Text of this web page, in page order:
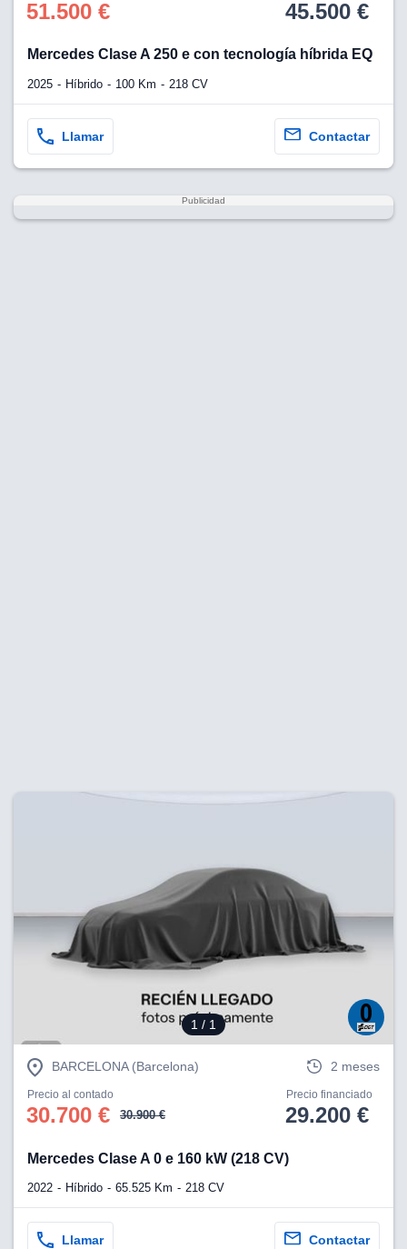
51.500 € 45.500 €
Mercedes Clase A 250 e con tecnología híbrida EQ
2025 Híbrido 100 Km 218 CV
Llamar Contactar
1 / 1
BARCELONA (Barcelona) 2 meses
Precio al contado
30.700 € 30.900 €
Precio financiado
29.200 €
Mercedes Clase A 0 e 160 kW (218 CV)
2022 Híbrido 65.525 Km 218 CV
Llamar Contactar